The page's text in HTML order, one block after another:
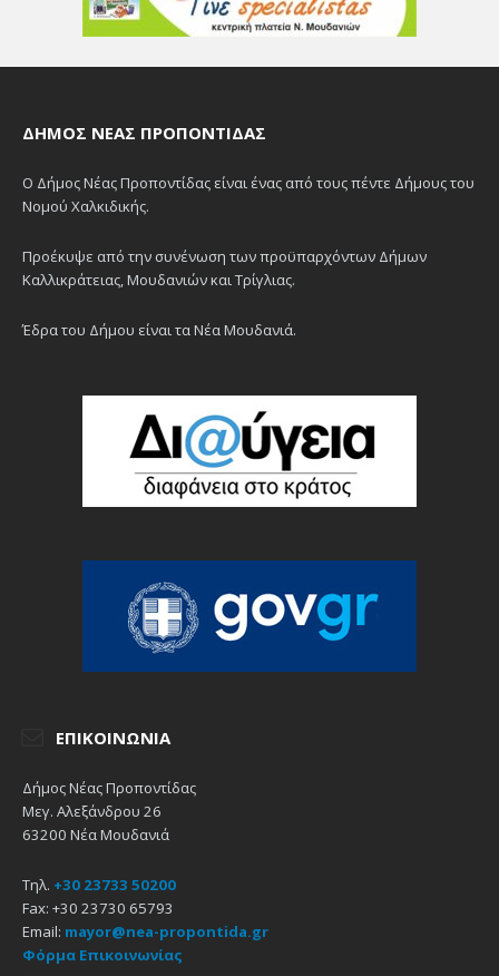
ΔΉΜΟΣ ΝΈΑΣ ΠΡΟΠΟΝΤΊΔΑΣ
Ο Δήμος Νέας Προποντίδας είναι ένας από τους πέντε Δήμους του
Νομού Χαλκιδικής.
Προέκυψε από την συνένωση των προϋπαρχόντων Δήμων
Καλλικράτειας, Μουδανιών και Τρίγλιας.
Έδρα του Δήμου είναι τα Νέα Μουδανιά.
ΕΠΙΚΟΙΝΩΝΊΑ
Δήμος Νέας Προποντίδας
Μεγ. Αλεξάνδρου 26
63200 Νέα Μουδανιά
Τηλ. +30 23733 50200
Fax: +30 23730 65793
Email: mayor@nea-propontida.gr
Φόρμα Επικοινωνίας